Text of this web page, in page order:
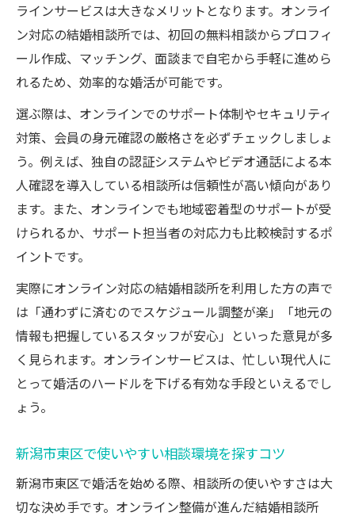
ラインサービスは大きなメリットとなります。オンライ
ン対応の結婚相談所では、初回の無料相談からプロフィ
ール作成、マッチング、面談まで自宅から手軽に進めら
れるため、効率的な婚活が可能です。
選ぶ際は、オンラインでのサポート体制やセキュリティ
対策、会員の身元確認の厳格さを必ずチェックしましょ
う。例えば、独自の認証システムやビデオ通話による本
人確認を導入している相談所は信頼性が高い傾向があり
ます。また、オンラインでも地域密着型のサポートが受
けられるか、サポート担当者の対応力も比較検討するポ
イントです。
実際にオンライン対応の結婚相談所を利用した方の声で
は「通わずに済むのでスケジュール調整が楽」「地元の
情報も把握しているスタッフが安心」といった意見が多
く見られます。オンラインサービスは、忙しい現代人に
とって婚活のハードルを下げる有効な手段といえるでし
ょう。
新潟市東区で使いやすい相談環境を探すコツ
新潟市東区で婚活を始める際、相談所の使いやすさは大
切な決め手です。オンライン整備が進んだ結婚相談所